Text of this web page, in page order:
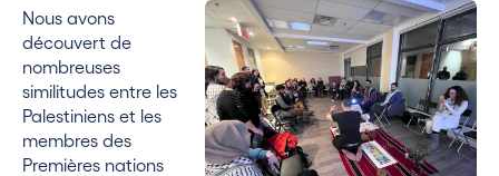
Nous avons
découvert de
nombreuses
similitudes entre les
Palestiniens et les
membres des
Premières nations